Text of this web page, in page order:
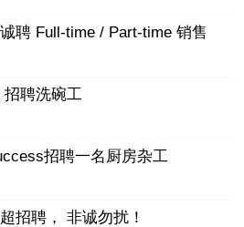
聘 Full-time / Part-time 销售
招聘洗碗工
招聘一名厨房杂工
招聘， 非诚勿扰！